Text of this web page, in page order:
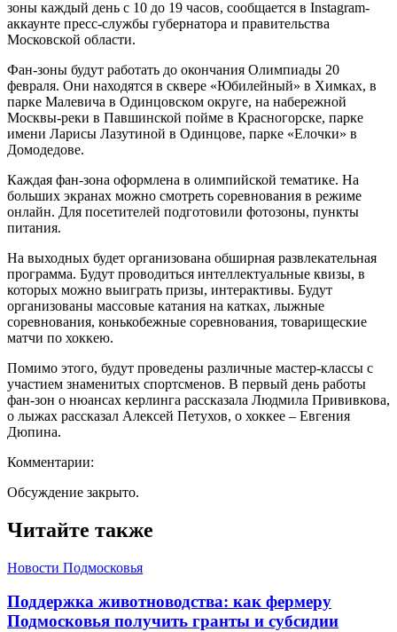
зоны каждый день с 10 до 19 часов, сообщается в Instagram-
аккаунте пресс-службы губернатора и правительства
Московской области.
Фан-зоны будут работать до окончания Олимпиады 20
февраля. Они находятся в сквере «Юбилейный» в Химках, в
парке Малевича в Одинцовском округе, на набережной
Москвы-реки в Павшинской пойме в Красногорске, парке
имени Ларисы Лазутиной в Одинцове, парке «Елочки» в
Домодедове.
Каждая фан-зона оформлена в олимпийской тематике. На
больших экранах можно смотреть соревнования в режиме
онлайн. Для посетителей подготовили фотозоны, пункты
питания.
На выходных будет организована обширная развлекательная
программа. Будут проводиться интеллектуальные квизы, в
которых можно выиграть призы, интерактивы. Будут
организованы массовые катания на катках, лыжные
соревнования, конькобежные соревнования, товарищеские
матчи по хоккею.
Помимо этого, будут проведены различные мастер-классы с
участием знаменитых спортсменов. В первый день работы
фан-зон о нюансах керлинга рассказала Людмила Прививкова,
о лыжах рассказал Алексей Петухов, о хоккее – Евгения
Дюпина.
Комментарии:
Обсуждение закрыто.
Читайте также
Новости Подмосковья
Поддержка животноводства: как фермеру
Подмосковья получить гранты и субсидии